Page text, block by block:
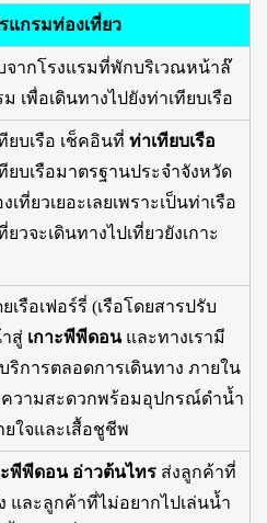
แกรมท่องเที่ยว
จากโรงแรมที่พักบริเวณหน้าล๊
เพื่อเดินทางไปยังท่าเทียบเรือ
ยบเรือ เช็คอินที่ ท่าเทียบเรือ
ยบเรือมาตรฐานประจำจังหวัด
ที่ยวเยอะเลยเพราะเป็นท่าเรือ
วจะเดินทางไปเที่ยวยังเกาะ
เรือเฟอร์รี่ (เรือโดยสารปรับ
สู่ เกาะพีพีดอนและทางเรามี
ริการตลอดการเดินทาง ภายใน
ความสะดวกพร้อมอุปกรณ์ดำน้ำ
ใจและเสื้อชูชีพ
ะพีพีดอน อ่าวต้นไทร ส่งลูกค้าที่
และลูกค้าที่ไม่อยากไปเล่นน้ำ